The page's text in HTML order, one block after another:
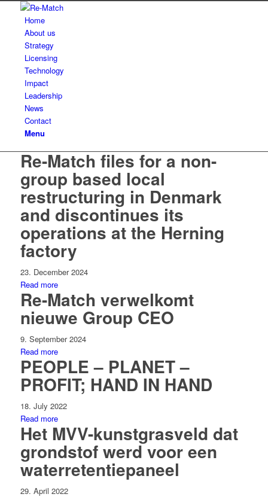
Home
About us
Strategy
Licensing
Technology
Impact
Leadership
News
Contact
Menu
Re-Match files for a non-
group based local
restructuring in Denmark
and discontinues its
operations at the Herning
factory
23. December 2024
Read more
Re-Match verwelkomt
nieuwe Group CEO
9. September 2024
Read more
PEOPLE – PLANET –
PROFIT; HAND IN HAND
18. July 2022
Read more
Het MVV-kunstgrasveld dat
grondstof werd voor een
waterretentiepaneel
29. April 2022